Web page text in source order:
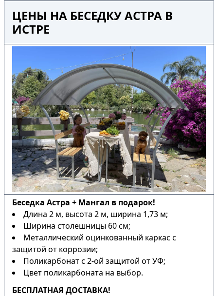
ЦЕНЫ НА БЕСЕДКУ АСТРА В
ИСТРЕ
Беседка Астра + Мангал в подарок!
Длина 2 м, высота 2 м, ширина 1,73 м;
Ширина столешницы 60 см;
Металлический оцинкованный каркас с
защитой от коррозии;
Поликарбонат с 2-ой защитой от УФ;
Цвет поликарбоната на выбор.
БЕСПЛАТНАЯ ДОСТАВКА!